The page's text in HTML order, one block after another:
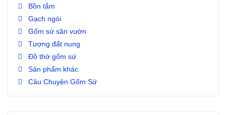
Bồn tắm
Gạch ngói
Gốm sứ sân vườn
Tượng đất nung
Đồ thờ gốm sứ
Sản phẩm khác
Câu Chuyện Gốm Sứ